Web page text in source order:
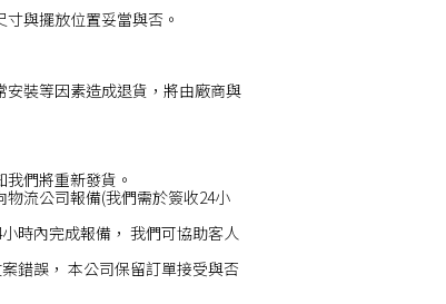
與擺放位置妥當與否。
裝等因素造成退貨，將由廠商與
們將重新發貨。
流公司報備(我們需於簽收24小
時內完成報備， 我們可協助客人
錯誤， 本公司保留訂單接受與否